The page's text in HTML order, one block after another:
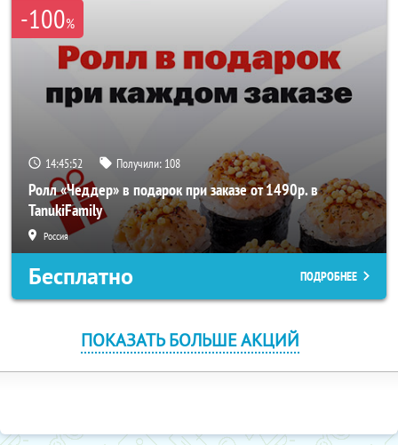
-100%
14:45:51 Получили: 108
Ролл «Чеддер» в подарок при заказе от 1490р. в
TanukiFamily
Россия
Бесплатно ПОДРОБНЕЕ
ПОКАЗАТЬ БОЛЬШЕ АКЦИЙ